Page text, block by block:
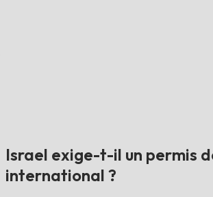
Israel exige-t-il un permis
international ?